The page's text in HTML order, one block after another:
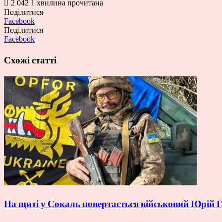
2 042 1 хвилина прочитана
Поділитися
Facebook
Поділитися
Facebook
Схожі статті
На щиті у Сокаль повертається військовий Юрій